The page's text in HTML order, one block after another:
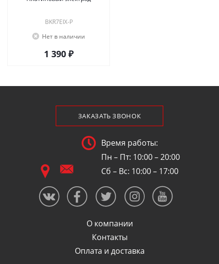
BKR7EIX-P
Нет в наличии
1 390 ₽
ЗАКАЗАТЬ ЗВОНОК
Время работы:
Пн – Пт: 10:00 – 20:00
Сб – Вс: 10:00 – 17:00
О компании
Контакты
Оплата и доставка